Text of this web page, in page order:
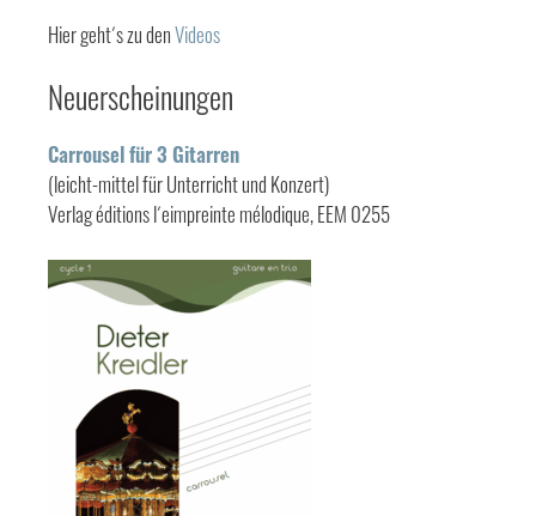
Hier geht´s zu denVideos
Neuerscheinungen
Carrousel für 3 Gitarren
(leicht-mittel für Unterricht und Konzert)
Verlag éditions l´eimpreinte mélodique, EEM 0255